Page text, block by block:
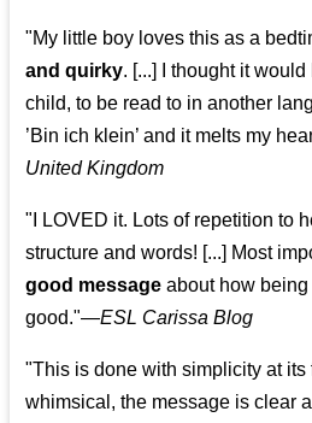
"My little boy loves this as a
and quirky. [...] I thought it
child, to be read to in another
’Bin ich klein’ and it melts my
United Kingdom
"I LOVED it. Lots of repetition to
structure and words! [...] Most
good message about how
good."—ESL Carissa Blog
"This is done with simplicity at its
whimsical, the message is clear